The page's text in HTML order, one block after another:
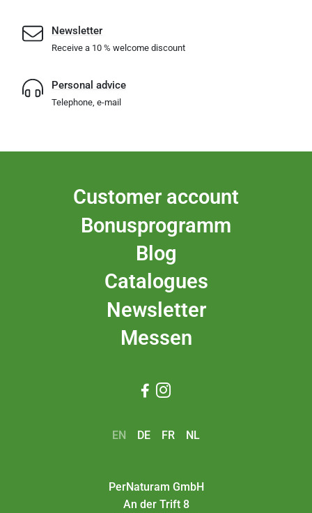
Newsletter
Receive a 10 % welcome discount
Personal advice
Telephone, e-mail
Customer account
Bonusprogramm
Blog
Catalogues
Newsletter
Messen
 
EN DE FR NL
PerNaturam GmbH
An der Trift 8